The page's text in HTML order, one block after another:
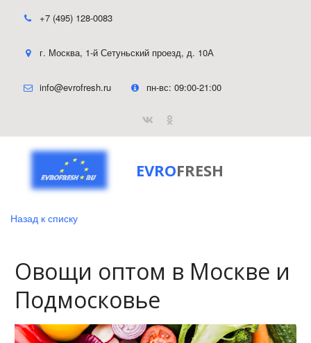
+7 (495) 128-0083
г. Москва, 1-й Сетуньский проезд, д. 10А
info@evrofresh.ru пн-вс: 09:00-21:00
EVROFRESH
Назад к списку
Овощи оптом в Москве и
Подмосковье